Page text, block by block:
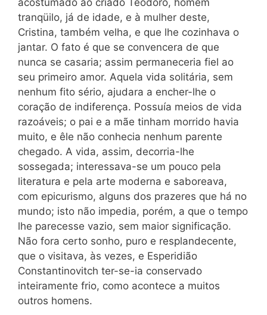
acostumado ao criado Teodoro, homem
tranqüilo, já de idade, e à mulher deste,
Cristina, também velha, e que lhe cozinhava o
jantar. O fato é que se convencera de que
nunca se casaria; assim permaneceria fiel ao
seu primeiro amor. Aquela vida solitária, sem
nenhum fito sério, ajudara a encher-lhe o
coração de indiferença. Possuía meios de vida
razoáveis; o pai e a mãe tinham morrido havia
muito, e êle não conhecia nenhum parente
chegado. A vida, assim, decorria-lhe
sossegada; interessava-se um pouco pela
literatura e pela arte moderna e saboreava,
com epicurismo, alguns dos prazeres que há no
mundo; isto não impedia, porém, a que o tempo
lhe parecesse vazio, sem maior significação.
Não fora certo sonho, puro e resplandecente,
que o visitava, às vezes, e Esperidião
Constantinovitch ter-se-ia conservado
inteiramente frio, como acontece a muitos
outros homens.